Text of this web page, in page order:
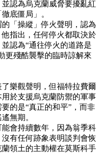
認為烏克蘭威脅要擾亂紅
底僵局」。
「操縱」停火聲明，認為
指出，任何停火都取決於
認為“通往停火的道路是
更殘酷襲擊的臨時諒解來
樂觀聲明，但福特拉費爾
於支援烏克蘭防禦的軍事
的是“真正的和平”，而非
無期。
會持續數年，因為翁季科
有任何跡象表明談判會恢
領土的主動權在莫斯科手